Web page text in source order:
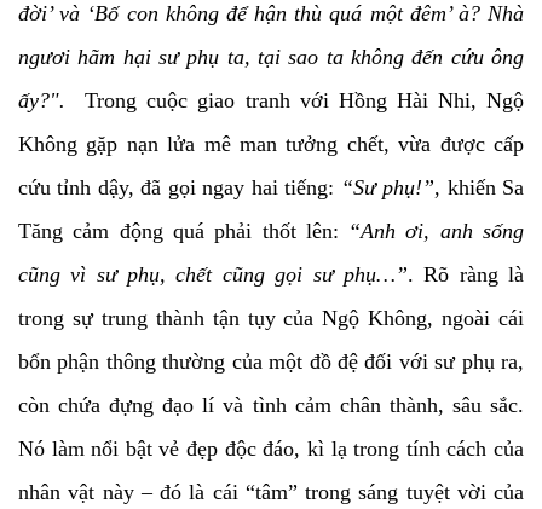
đời’ và ‘Bố con không để hận thù quá một đêm’ à? Nhà
ngươi hãm hại sư phụ ta, tại sao ta không đến cứu ông
ấy?".
Trong cuộc giao tranh với Hồng Hài Nhi, Ngộ
Không gặp nạn lửa mê man tưởng chết, vừa được cấp
cứu tỉnh dậy, đã gọi ngay hai tiếng: “Sư phụ!”, khiến Sa
Tăng cảm động quá phải thốt lên: “Anh ơi, anh sống
cũng vì sư phụ, chết cũng gọi sư phụ…”. Rõ ràng là
trong sự trung thành tận tụy của Ngộ Không, ngoài cái
bổn phận thông thường của một đồ đệ đối với sư phụ ra,
còn chứa đựng đạo lí và tình cảm chân thành, sâu sắc.
Nó làm nổi bật vẻ đẹp độc đáo, kì lạ trong tính cách của
nhân vật này – đó là cái “tâm” trong sáng tuyệt vời của